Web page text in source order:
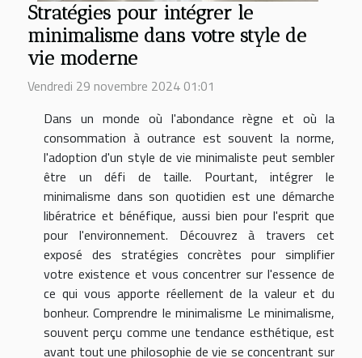
Stratégies pour intégrer le
minimalisme dans votre style de
vie moderne
Vendredi 29 novembre 2024 01:01
Dans un monde où l'abondance règne et où la
consommation à outrance est souvent la norme,
l'adoption d'un style de vie minimaliste peut sembler
être un défi de taille. Pourtant, intégrer le
minimalisme dans son quotidien est une démarche
libératrice et bénéfique, aussi bien pour l'esprit que
pour l'environnement. Découvrez à travers cet
exposé des stratégies concrètes pour simplifier
votre existence et vous concentrer sur l'essence de
ce qui vous apporte réellement de la valeur et du
bonheur. Comprendre le minimalisme Le minimalisme,
souvent perçu comme une tendance esthétique, est
avant tout une philosophie de vie se concentrant sur